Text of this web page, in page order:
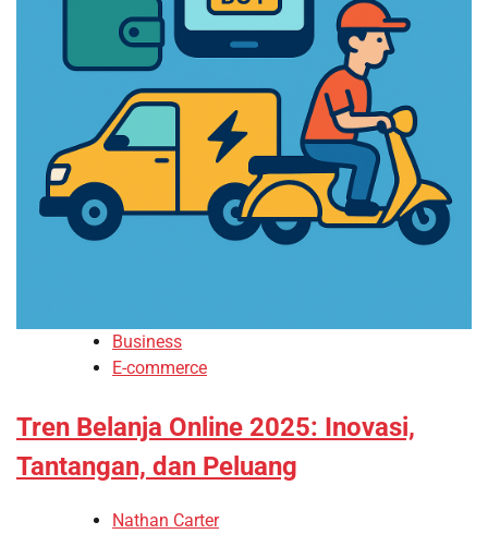
Business
E-commerce
Tren Belanja Online 2025: Inovasi,
Tantangan, dan Peluang
Nathan Carter